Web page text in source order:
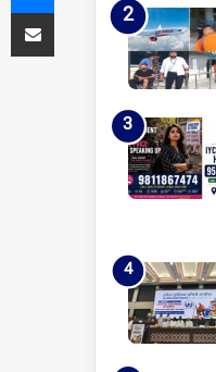
ای میل کے ذریعہ شیئر کریں